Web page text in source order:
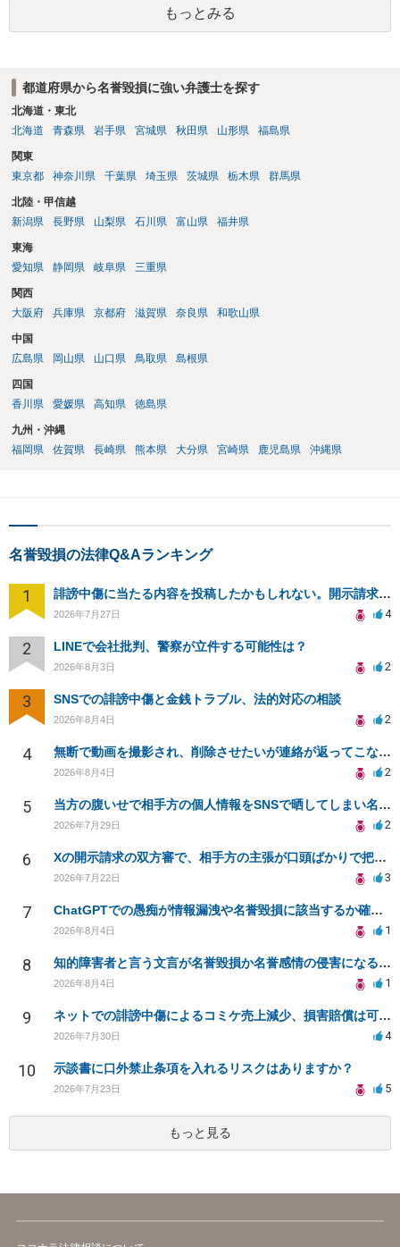
もっとみる
都道府県から名誉毀損に強い弁護士を探す
北海道・東北
北海道
青森県 岩手県 宮城県 秋田県 山形県 福島県
関東
東京都
神奈川県 千葉県 埼玉県 茨城県 栃木県 群馬県
北陸・甲信越
新潟県
長野県 山梨県 石川県 富山県 福井県
東海
愛知県
静岡県 岐阜県 三重県
関西
大阪府
兵庫県 京都府 滋賀県 奈良県 和歌山県
中国
広島県
岡山県 山口県 鳥取県 島根県
四国
香川県
愛媛県 高知県 徳島県
九州・沖縄
福岡県
佐賀県 長崎県 熊本県 大分県 宮崎県 鹿児島県 沖縄県
名誉毀損の法律Q&Aランキング
1 誹謗中傷に当たる内容を投稿したかもしれない。開示請求や民事刑事裁判に発展しうるのか教えて欲しい。
2026年7月27日 4
2 LINEで会社批判、警察が立件する可能性は？
2026年8月3日 2
3 SNSでの誹謗中傷と金銭トラブル、法的対応の相談
2026年8月4日 2
4 無断で動画を撮影され、削除させたいが連絡が返ってこない。
2026年8月4日 2
5 当方の腹いせで相手方の個人情報をSNSで晒してしまい名誉毀損させてしまったかもしれない
2026年7月29日 2
6 Xの開示請求の双方審で、相手方の主張が口頭ばかりで把握しきれません
2026年7月22日 3
7 ChatGPTでの愚痴が情報漏洩や名誉毀損に該当するか確認したい
2026年8月4日 1
8 知的障害者と言う文言が名誉毀損か名誉感情の侵害になるか教えてほしい。
2026年8月4日 1
9 ネットでの誹謗中傷によるコミケ売上減少、損害賠償は可能か？
2026年7月30日 4
10 示談書に口外禁止条項を入れるリスクはありますか？
2026年7月23日 5
もっと見る